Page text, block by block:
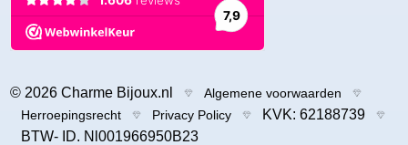
© 2026 Charme Bijoux.nl
Algemene voorwaarden
Herroepingsrecht
Privacy Policy
KVK: 62188739
BTW- ID. Nl001966950B23